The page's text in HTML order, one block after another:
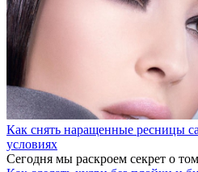
Как снять наращенные ресницы
условиях
Сегодня мы раскроем секрет о